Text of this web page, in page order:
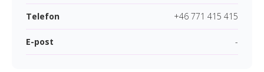
Telefon +46 771 415 415
E-post -